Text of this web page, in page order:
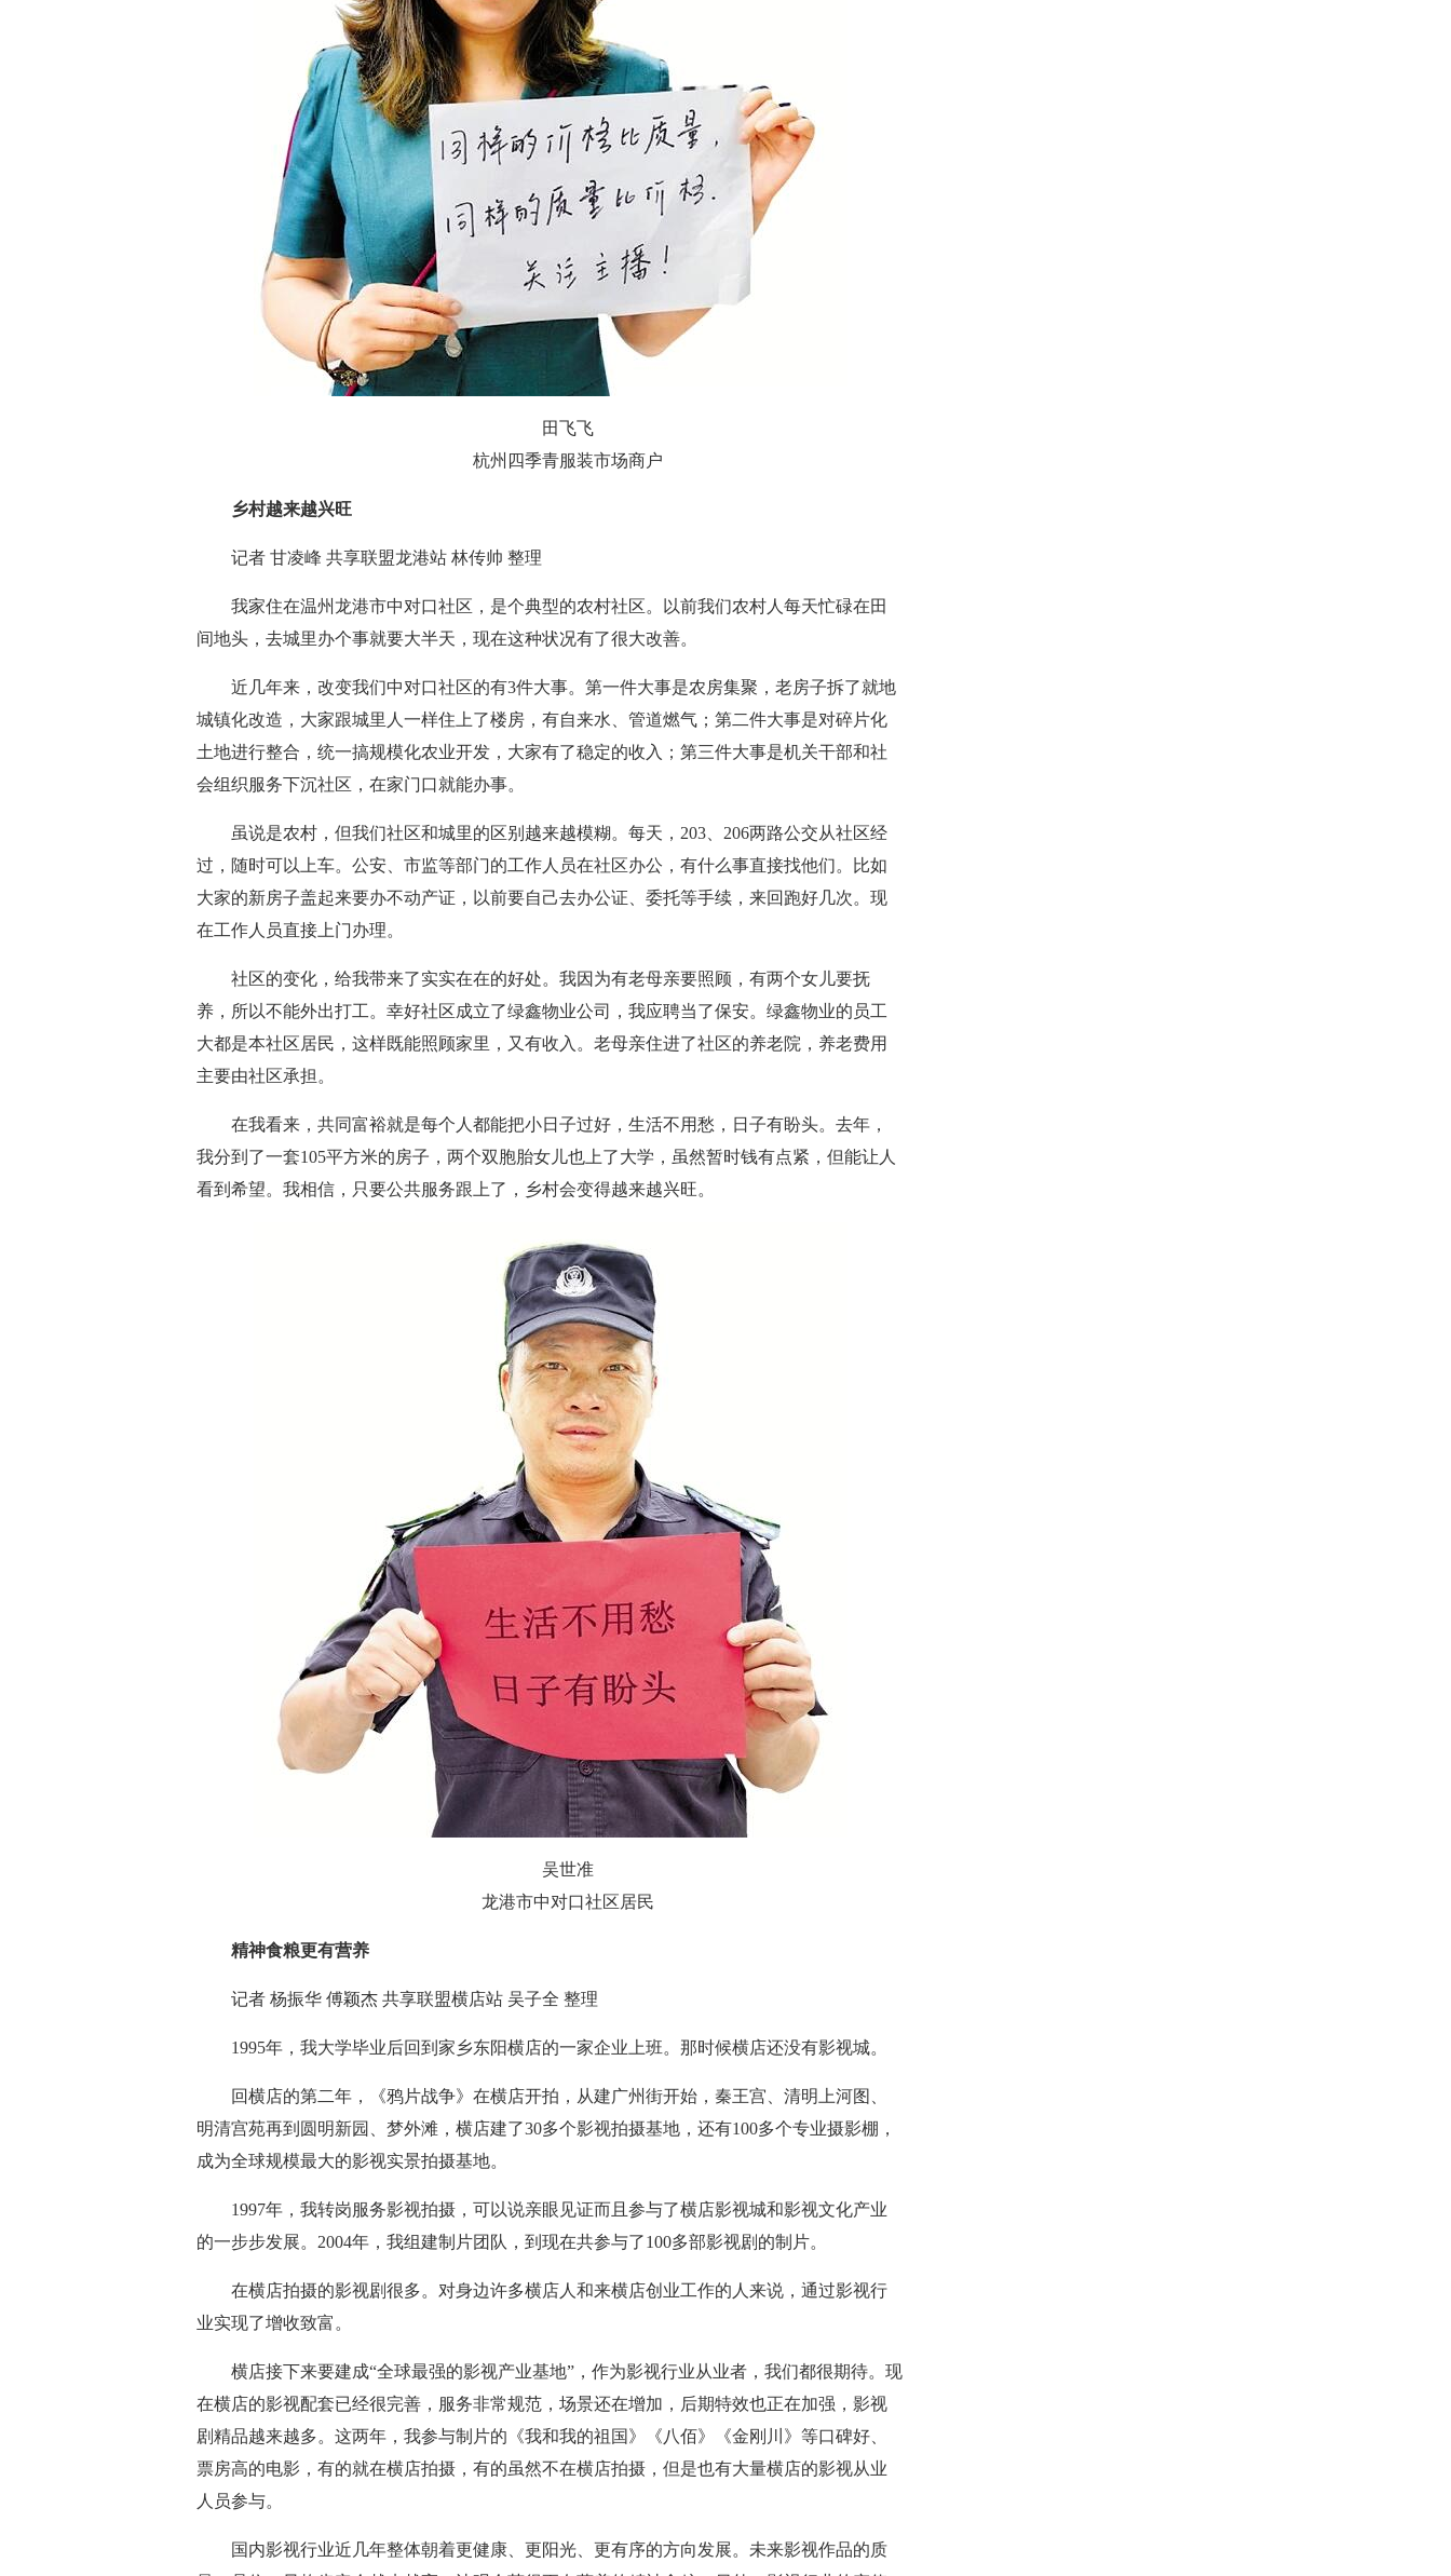
田飞飞
杭州四季青服装市场商户
乡村越来越兴旺
记者 甘凌峰 共享联盟龙港站 林传帅 整理
我家住在温州龙港市中对口社区，是个典型的农村社区。以前我们农村人每天忙碌在田
间地头，去城里办个事就要大半天，现在这种状况有了很大改善。
近几年来，改变我们中对口社区的有3件大事。第一件大事是农房集聚，老房子拆了就地
城镇化改造，大家跟城里人一样住上了楼房，有自来水、管道燃气；第二件大事是对碎片化
土地进行整合，统一搞规模化农业开发，大家有了稳定的收入；第三件大事是机关干部和社
会组织服务下沉社区，在家门口就能办事。
虽说是农村，但我们社区和城里的区别越来越模糊。每天，203、206两路公交从社区经
过，随时可以上车。公安、市监等部门的工作人员在社区办公，有什么事直接找他们。比如
大家的新房子盖起来要办不动产证，以前要自己去办公证、委托等手续，来回跑好几次。现
在工作人员直接上门办理。
社区的变化，给我带来了实实在在的好处。我因为有老母亲要照顾，有两个女儿要抚
养，所以不能外出打工。幸好社区成立了绿鑫物业公司，我应聘当了保安。绿鑫物业的员工
大都是本社区居民，这样既能照顾家里，又有收入。老母亲住进了社区的养老院，养老费用
主要由社区承担。
在我看来，共同富裕就是每个人都能把小日子过好，生活不用愁，日子有盼头。去年，
我分到了一套105平方米的房子，两个双胞胎女儿也上了大学，虽然暂时钱有点紧，但能让人
看到希望。我相信，只要公共服务跟上了，乡村会变得越来越兴旺。
吴世准
龙港市中对口社区居民
精神食粮更有营养
记者 杨振华 傅颖杰 共享联盟横店站 吴子全 整理
1995年，我大学毕业后回到家乡东阳横店的一家企业上班。那时候横店还没有影视城。
回横店的第二年，《鸦片战争》在横店开拍，从建广州街开始，秦王宫、清明上河图、
明清宫苑再到圆明新园、梦外滩，横店建了30多个影视拍摄基地，还有100多个专业摄影棚，
成为全球规模最大的影视实景拍摄基地。
1997年，我转岗服务影视拍摄，可以说亲眼见证而且参与了横店影视城和影视文化产业
的一步步发展。2004年，我组建制片团队，到现在共参与了100多部影视剧的制片。
在横店拍摄的影视剧很多。对身边许多横店人和来横店创业工作的人来说，通过影视行
业实现了增收致富。
横店接下来要建成“全球最强的影视产业基地”，作为影视行业从业者，我们都很期待。现
在横店的影视配套已经很完善，服务非常规范，场景还在增加，后期特效也正在加强，影视
剧精品越来越多。这两年，我参与制片的《我和我的祖国》《八佰》《金刚川》等口碑好、
票房高的电影，有的就在横店拍摄，有的虽然不在横店拍摄，但是也有大量横店的影视从业
人员参与。
国内影视行业近几年整体朝着更健康、更阳光、更有序的方向发展。未来影视作品的质